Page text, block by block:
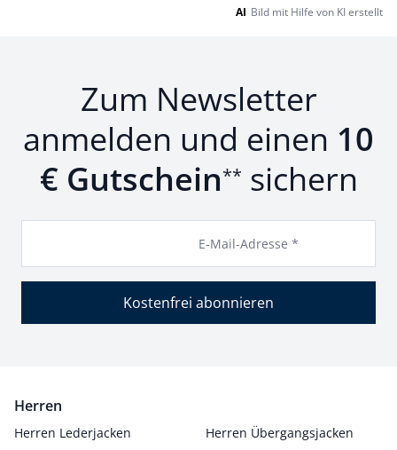
AI Bild mit Hilfe von KI erstellt
Zum Newsletter
anmelden und einen 10
€ Gutschein** sichern
E-Mail-Adresse *
Kostenfrei abonnieren
Herren
Herren Lederjacken
Herren Übergangsjacken